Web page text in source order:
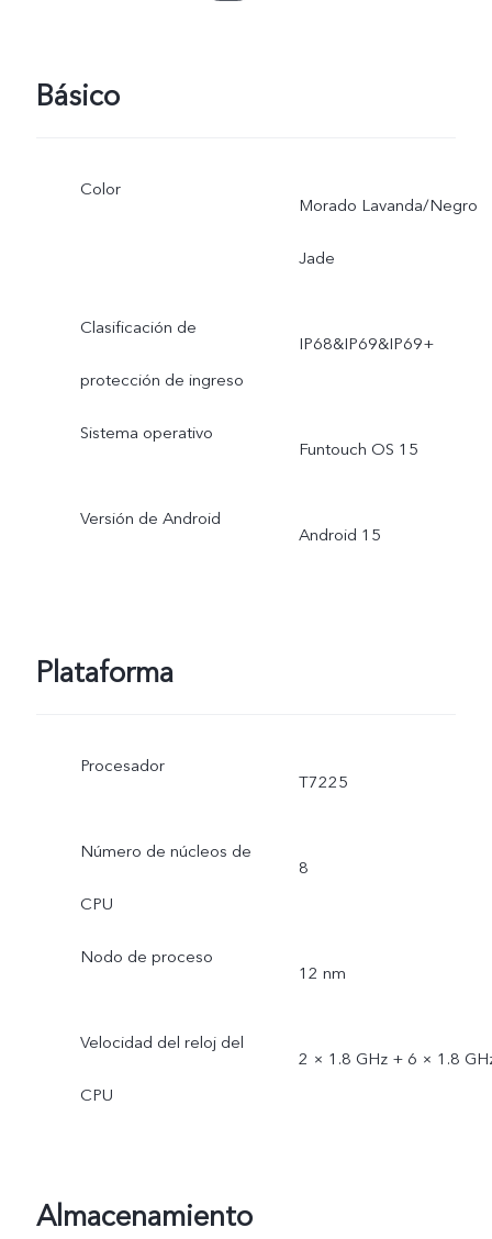
Básico
Color
Morado Lavanda/Negro
Jade
Clasificación de
protección de ingreso
IP68&IP69&IP69+
Sistema operativo
Funtouch OS 15
Versión de Android
Android 15
Plataforma
Procesador
T7225
Número de núcleos de
CPU
8
Nodo de proceso
12 nm
Velocidad del reloj del
CPU
2 × 1.8 GHz + 6 × 1.8
Almacenamiento